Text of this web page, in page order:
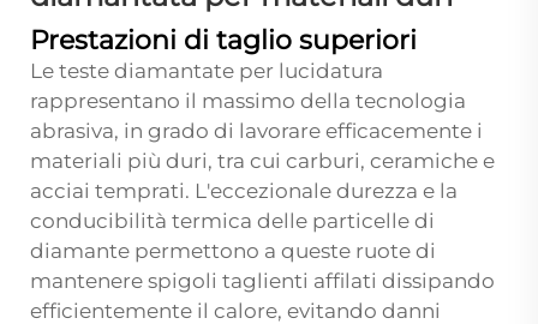
Prestazioni di taglio superiori
Le teste diamantate per lucidatura
rappresentano il massimo della tecnologia
abrasiva, in grado di lavorare efficacemente i
materiali più duri, tra cui carburi, ceramiche e
acciai temprati. L'eccezionale durezza e la
conducibilità termica delle particelle di
diamante permettono a queste ruote di
mantenere spigoli taglienti affilati dissipando
efficientemente il calore, evitando danni